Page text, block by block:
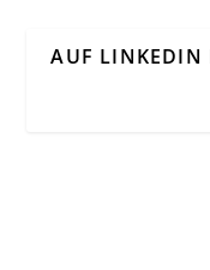
AUF LINKEDIN